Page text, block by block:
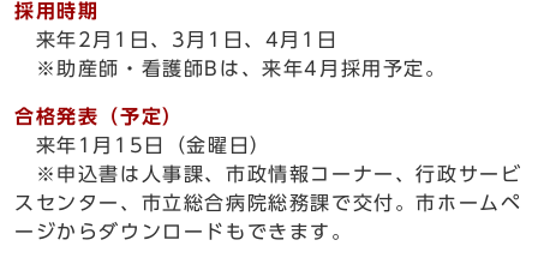
採用時期
来年2月1日、3月1日、4月1日
※助産師・看護師Bは、来年4月採用予定。
合格発表（予定）
来年1月15日（金曜日）
※申込書は人事課、市政情報コーナー、行政サービ
スセンター、市立総合病院総務課で交付。市ホームペ
ージからダウンロードもできます。